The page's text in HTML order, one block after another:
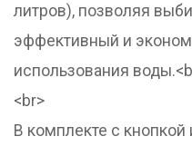
литров), позволяя
эффективный и
использования
<br>
В комплекте с